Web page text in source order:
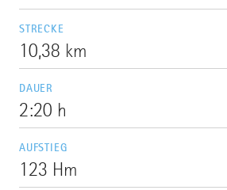
STRECKE
10,38 km
DAUER
2:20 h
AUFSTIEG
123 Hm